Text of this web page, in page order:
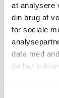
at analysere
din brug af
for sociale
data med
de har